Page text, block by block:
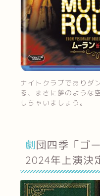
ナイトクラブでありダ
る、まさに夢のような
しちゃいましょう。
劇団四季「ゴースト＆レディ」
2024年上演決